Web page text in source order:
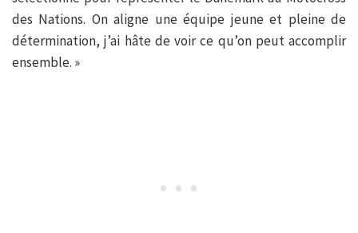
des Nations. On aligne une équipe jeune et pleine de
détermination, j’ai hâte de voir ce qu’on peut accomplir
ensemble. »